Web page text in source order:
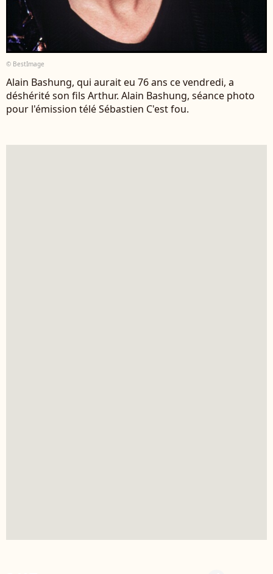
© BestImage
Alain Bashung, qui aurait eu 76 ans ce vendredi, a
déshérité son fils Arthur. Alain Bashung, séance photo
pour l'émission télé Sébastien C'est fou.